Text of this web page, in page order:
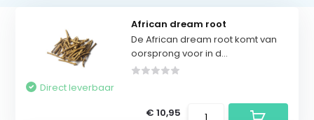
African dream root
De African dream root komt van
oorsprong voor in d...
Direct leverbaar
€ 10,95